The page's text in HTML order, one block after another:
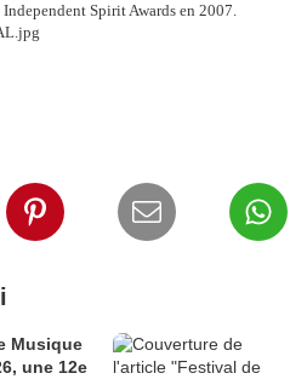
Spirit Awards en 2007.
Musique
une 12e